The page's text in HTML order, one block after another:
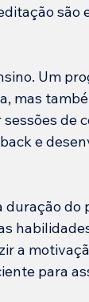
Um
mas
de
e
a
para